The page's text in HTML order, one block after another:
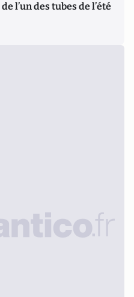
l’un des tubes de l’été